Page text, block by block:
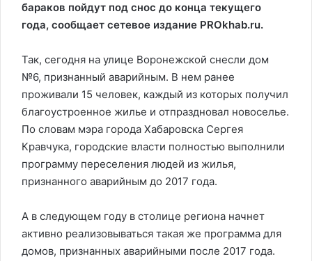
бараков пойдут под снос до конца текущего
года, сообщает сетевое издание PROkhab.ru.
Так, сегодня на улице Воронежской снесли дом
№6, признанный аварийным. В нем ранее
проживали 15 человек, каждый из которых получил
благоустроенное жилье и отпраздновал новоселье.
По словам мэра города Хабаровска Сергея
Кравчука, городские власти полностью выполнили
программу переселения людей из жилья,
признанного аварийным до 2017 года.
А в следующем году в столице региона начнет
активно реализовываться такая же программа для
домов, признанных аварийными после 2017 года.